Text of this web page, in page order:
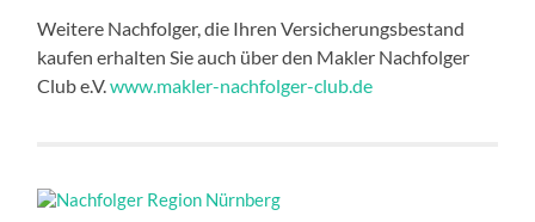
Weitere Nachfolger, die Ihren Versicherungsbestand
kaufen erhalten Sie auch über den Makler Nachfolger
Club e.V.www.makler-nachfolger-club.de